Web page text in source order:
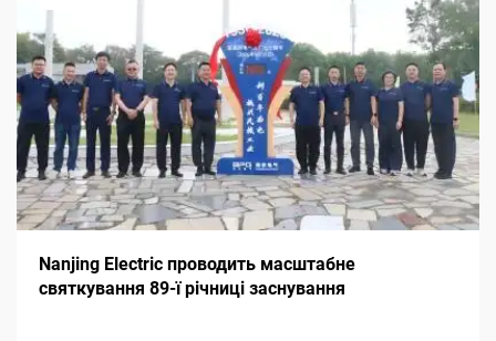
Nanjing Electric проводить масштабне
святкування 89-ї річниці заснування